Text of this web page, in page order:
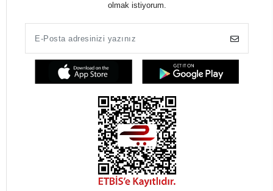
olmak istiyorum.